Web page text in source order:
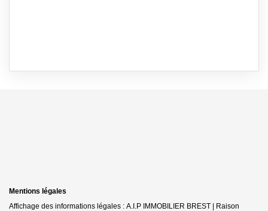
Mentions légales
Affichage des informations légales : A.I.P IMMOBILIER BREST | Raison